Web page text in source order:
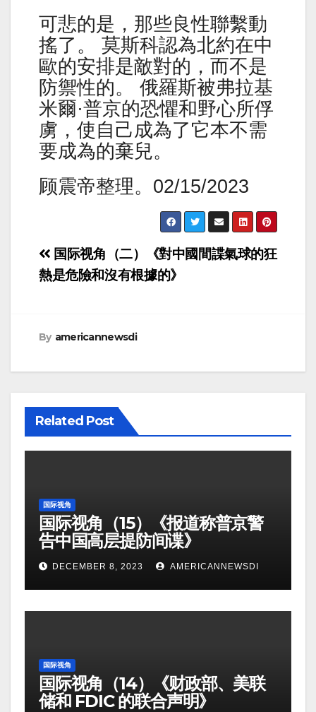
可悲的是，那些良性聯繫動
搖了。 莫斯科認為北約在中
歐的安排是敵對的，而不是
防禦性的。 俄羅斯被弗拉基
米爾·普京的恐懼和野心所俘
虜，使自己成為了它本不需
要成為的棄兒。
顾震帝整理。02/15/2023
Post
navigation
国际视角（二）《對中國間諜氣球的狂
熱是危險和沒有根據的》
By americannewsdi
Related Post
国际视角
国际视角（15）《报道称普京警
告中国高层提防间谍》
DECEMBER 8, 2023 AMERICANNEWSDI
国际视角
国际视角（14）《财政部、美联
储和 FDIC 的联合声明》